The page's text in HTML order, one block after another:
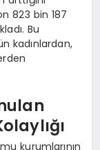
823 bin 187
Bu
kadınlardan,
kurumlarının